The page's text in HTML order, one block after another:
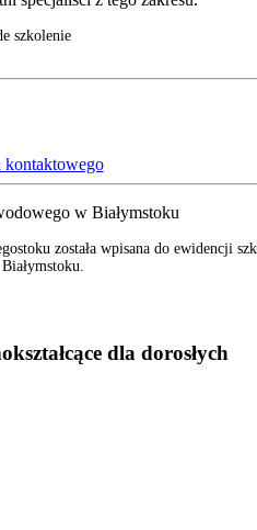
szkolenie
w Białymstoku
została wpisana do
dla dorosłych